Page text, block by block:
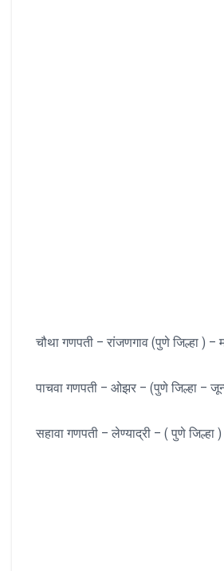
चौथा गणपती – रांजणगाव (पुणे जिल्हा ) –
पाचवा गणपती – ओझर – (पुणे जिल्हा –
सहावा गणपती – लेण्याद्री – ( पुणे जिल्हा )